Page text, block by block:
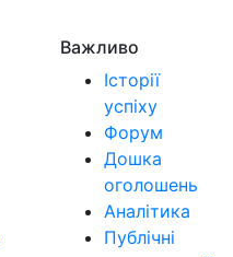
Важливо
Історії
успіху
Форум
Дошка
оголошень
Аналітика
Публічні